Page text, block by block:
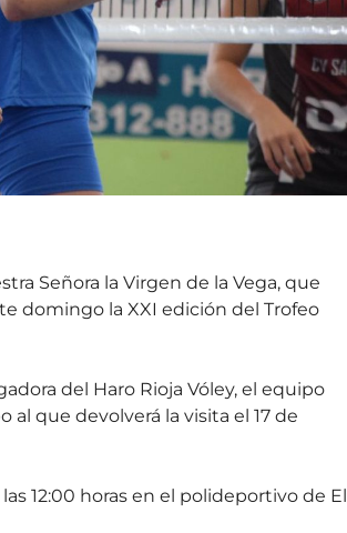
Señora la Virgen de la Vega, que
domingo la XXI edición del Trofeo
del Haro Rioja Vóley, el equipo
al que devolverá la visita el 17 de
12:00 horas en el polideportivo de El